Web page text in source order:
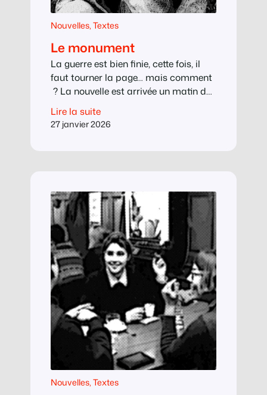
Nouvelles, Textes
Le monument
La guerre est bien finie, cette fois, il
faut tourner la page… mais comment
? La nouvelle est arrivée un matin de
printemps avec le facteur : le village
d’en face avait commandé un
monument et attention, pas n’importe
Lire la suite
27 janvier 2026
Nouvelles, Textes